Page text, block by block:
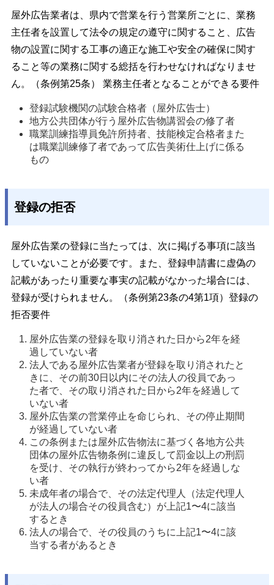
屋外広告業者は、県内で営業を行う営業所ごとに、業務
主任者を設置して法令の規定の遵守に関すること、広告
物の設置に関する工事の適正な施工や安全の確保に関す
ること等の業務に関する総括を行わせなければなりませ
ん。（条例第25条） 業務主任者となることができる要件
登録試験機関の試験合格者（屋外広告士）
地方公共団体が行う屋外広告物講習会の修了者
職業訓練指導員免許所持者、技能検定合格者また
は職業訓練修了者であって広告美術仕上げに係る
もの
登録の拒否
屋外広告業の登録に当たっては、次に掲げる事項に該当
していないことが必要です。また、登録申請書に虚偽の
記載があったり重要な事実の記載がなかった場合には、
登録が受けられません。（条例第23条の4第1項）登録の
拒否要件
屋外広告業の登録を取り消された日から2年を経
過していない者
法人である屋外広告業者が登録を取り消されたと
きに、その前30日以内にその法人の役員であっ
た者で、その取り消された日から2年を経過して
いない者
屋外広告業の営業停止を命じられ、その停止期間
が経過していない者
この条例または屋外広告物法に基づく各地方公共
団体の屋外広告物条例に違反して罰金以上の刑罰
を受け、その執行が終わってから2年を経過しな
い者
未成年者の場合で、その法定代理人（法定代理人
が法人の場合その役員含む）が上記1〜4に該当
するとき
法人の場合で、その役員のうちに上記1〜4に該
当する者があるとき